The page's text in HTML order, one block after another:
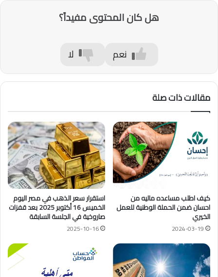
هل كان المحتوى مفيداً؟
نعم لا
مقالات ذات صلة
كيف اطلب مساعده ماليه من
احسان ضمن الحملة الوطنية للعمل
الخيري
2024-03-19
استقرار سعر الذهب في مصر اليوم
الخميس 16 أكتوبر 2025 بعد قفزات
صاروخية في الجلسة السابقة
2025-10-16